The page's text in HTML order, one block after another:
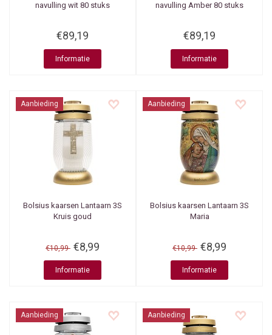
navulling wit 80 stuks
€89,19
Informatie
navulling Amber 80 stuks
€89,19
Informatie
Aanbieding
Bolsius kaarsen Lantaarn 3S
Kruis goud
€10,99 €8,99
Informatie
Aanbieding
Bolsius kaarsen Lantaarn 3S
Maria
€10,99 €8,99
Informatie
Aanbieding Aanbieding